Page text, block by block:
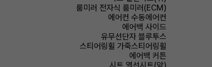
룸미러 전자식 룸미러(ECM)
에어컨 수동에어컨
에어백 사이드
유무선단자 블루투스
스티어링휠 가죽스티어링휠
에어백 커튼